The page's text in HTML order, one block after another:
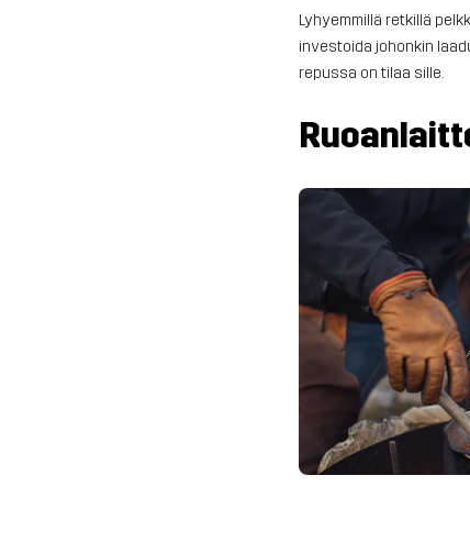
Lyhyemmillä retkillä
investoida johonkin
repussa on tilaa sille.